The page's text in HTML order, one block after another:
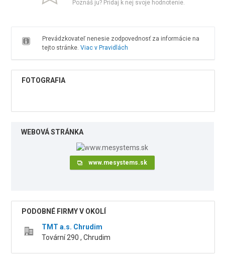
Poznáš ju? Pridaj k nej svoje hodnotenie.
Prevádzkovateľ nenesie zodpovednosť za informácie na
tejto stránke. Viac v Pravidlách
FOTOGRAFIA
WEBOVÁ STRÁNKA
www.mesystems.sk
PODOBNÉ FIRMY V OKOLÍ
TMT a.s. Chrudim
Tovární 290 , Chrudim